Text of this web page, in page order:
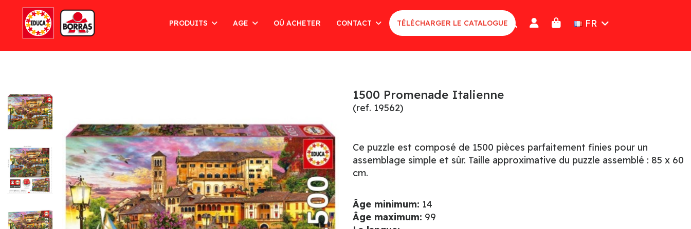
PRODUITS AGE OÚ ACHETER CONTACT TÉLÉCHARGER LE CATALOGUE FR
1500 Promenade Italienne
(ref. 19562)
Ce puzzle est composé de 1500 pièces parfaitement finies pour un
assemblage simple et sûr. Taille approximative du puzzle assemblé : 85 x 60
cm.
Âge minimum: 14
Âge maximum: 99